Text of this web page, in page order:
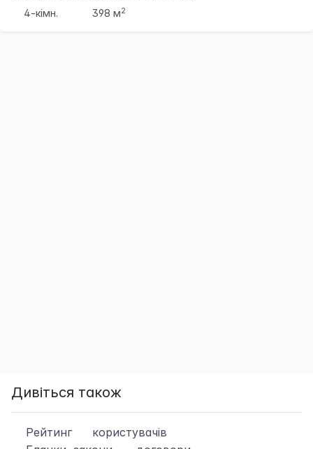
4-кімн.
398 м2
Дивіться також
Рейтинг
користувачів